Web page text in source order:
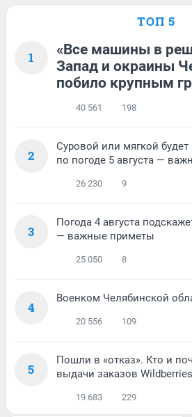
ТОП 5
1
«Все машины в
Запад и окраины
побило крупным
40 561 198
2
Суровой или мягкой
по погоде 5 августа —
26 230 9
3
Погода 4 августа
— важные приметы
25 050 8
4
Военком Челябинской
20 556 109
5
Пошли в «отказ». Кто и
выдачи заказов
19 683 229